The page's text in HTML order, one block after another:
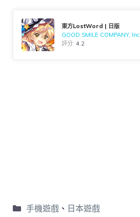
東方LostWord | 日版
GOOD SMILE COMPANY, Inc
評分:4.2
手機遊戲、 日本遊戲